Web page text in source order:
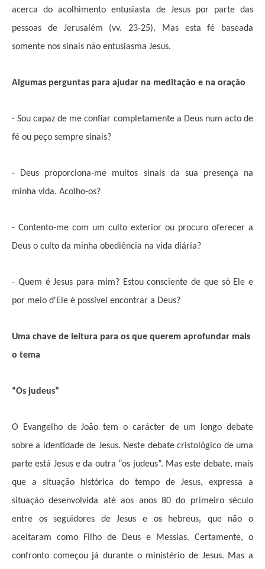
acerca do acolhimento entusiasta de Jesus por parte das
pessoas de Jerusalém (vv. 23-25). Mas esta fé baseada
somente nos sinais não entusiasma Jesus.
Algumas perguntas para ajudar na meditação e na oração
- Sou capaz de me confiar completamente a Deus num acto de
fé ou peço sempre sinais?
- Deus proporciona-me muitos sinais da sua presença na
minha vida. Acolho-os?
- Contento-me com um culto exterior ou procuro oferecer a
Deus o culto da minha obediência na vida diária?
- Quem é Jesus para mim? Estou consciente de que só Ele e
por meio d'Ele é possível encontrar a Deus?
Uma chave de leitura para os que querem aprofundar mais
o tema
“Os judeus”
O Evangelho de João tem o carácter de um longo debate
sobre a identidade de Jesus. Neste debate cristológico de uma
parte está Jesus e da outra “os judeus”. Mas este debate, mais
que a situação histórica do tempo de Jesus, expressa a
situação desenvolvida até aos anos 80 do primeiro século
entre os seguidores de Jesus e os hebreus, que não o
aceitaram como Filho de Deus e Messias. Certamente, o
confronto começou já durante o ministério de Jesus. Mas a